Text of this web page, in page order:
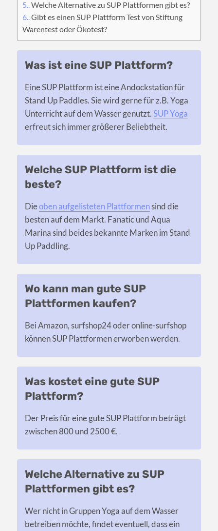
5. Welche Alternative zu SUP Plattformen gibt es?
6. Gibt es einen SUP Plattform Test von Stiftung
Warentest oder Ökotest?
Was ist eine SUP Plattform?
Eine SUP Plattform ist eine Andockstation für
Stand Up Paddles. Sie wird gerne für z.B. Yoga
Unterricht auf dem Wasser genutzt.SUP Yoga
erfreut sich immer größerer Beliebtheit.
Welche SUP Plattform ist die
beste?
Dieoben aufgelisteten Plattformensind die
besten auf dem Markt. Fanatic und Aqua
Marina sind beides bekannte Marken im Stand
Up Paddling.
Wo kann man gute SUP
Plattformen kaufen?
Bei Amazon, surfshop24 oder online-surfshop
können SUP Plattformen erworben werden.
Was kostet eine gute SUP
Plattform?
Der Preis für eine gute SUP Plattform beträgt
zwischen 800 und 2500 €.
Welche Alternative zu SUP
Plattformen gibt es?
Wer nicht in Gruppen Yoga auf dem Wasser
betreiben möchte, findet eventuell, dass ein